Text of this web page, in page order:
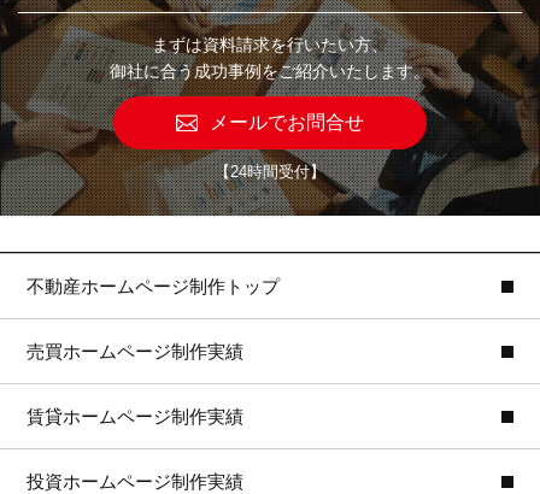
まずは資料請求を行いたい方、
御社に合う成功事例をご紹介いたします。
メールでお問合せ
【24時間受付】
不動産ホームページ制作トップ
売買ホームページ制作実績
賃貸ホームページ制作実績
投資ホームページ制作実績